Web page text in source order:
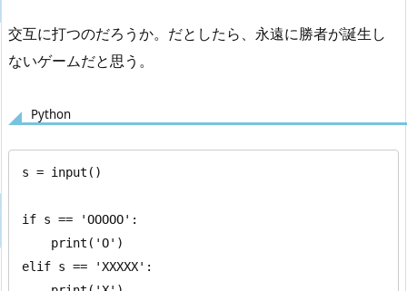
交互に打つのだろうか。だとしたら、永遠に勝者が誕生し
ないゲームだと思う。
Python
s = input()
if s == 'OOOOO':
elif s == 'XXXXX':